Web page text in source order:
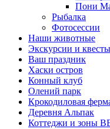
Пони
Рыбалка
Фотосессии
Наши животные
Экскурсии и квесты
Ваш праздник
Хаски остров
Конный клуб
Олений парк
Крокодиловая
Деревня Альпак
Коттеджи и зоны